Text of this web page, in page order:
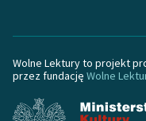
Odkurzamy bohaterów
Lektur
Wolne Lektury to projekt
przez fundację Wolne